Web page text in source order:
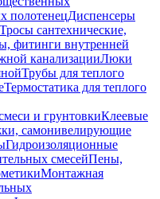
полотенецДиспенсеры
Тросы сантехнические,
фитинги внутренней
канализацииЛюки
Трубы для теплого
Термостатика для теплого
и грунтовкиКлеевые
самонивелирующие
Гидроизоляционные
смесейПены,
Монтажная